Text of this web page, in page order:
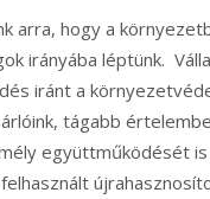
arra, hogy a
irányába léptünk.
iránt a
tágabb
együttműködését is
felhasznált